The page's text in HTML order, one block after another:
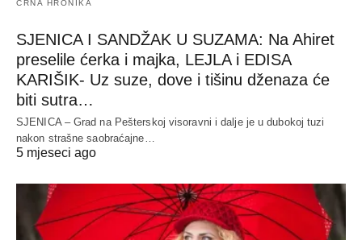
CRNA HRONIKA
SJENICA I SANDŽAK U SUZAMA: Na Ahiret
preselile ćerka i majka, LEJLA i EDISA
KARIŠIK- Uz suze, dove i tišinu dženaza će
biti sutra…
SJENICA – Grad na Pešterskoj visoravni i dalje je u dubokoj tuzi
nakon strašne saobraćajne…
5 mjeseci ago